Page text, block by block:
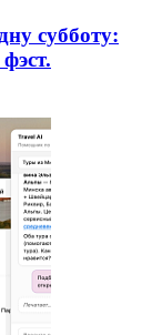
субботу: